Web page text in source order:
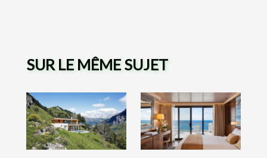
SUR LE MÊME SUJET